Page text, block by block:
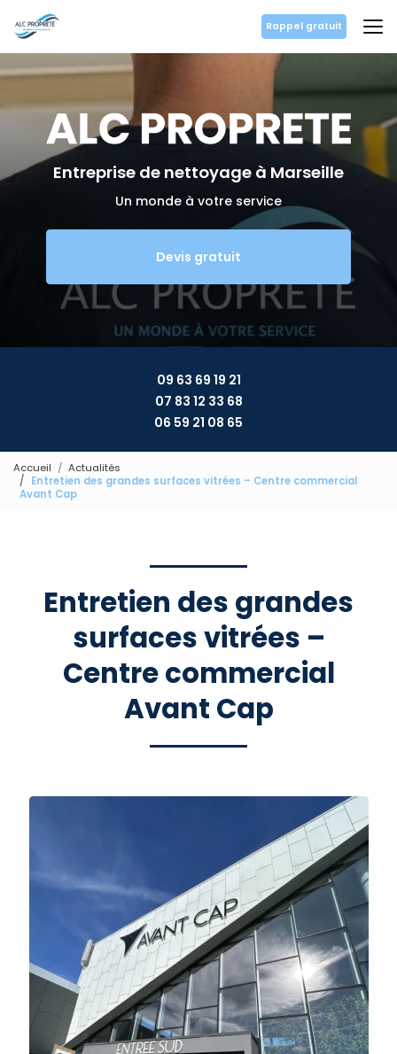
au
contenu
principal
Rappel gratuit
Entreprise de nettoyage à Marseille
Un monde à votre service
Devis gratuit
09 63 69 19 21
07 83 12 33 68
06 59 21 08 65
Accueil
Actualités
Entretien des grandes surfaces vitrées – Centre commercial
Avant Cap
Entretien des grandes
surfaces vitrées –
Centre commercial
Avant Cap